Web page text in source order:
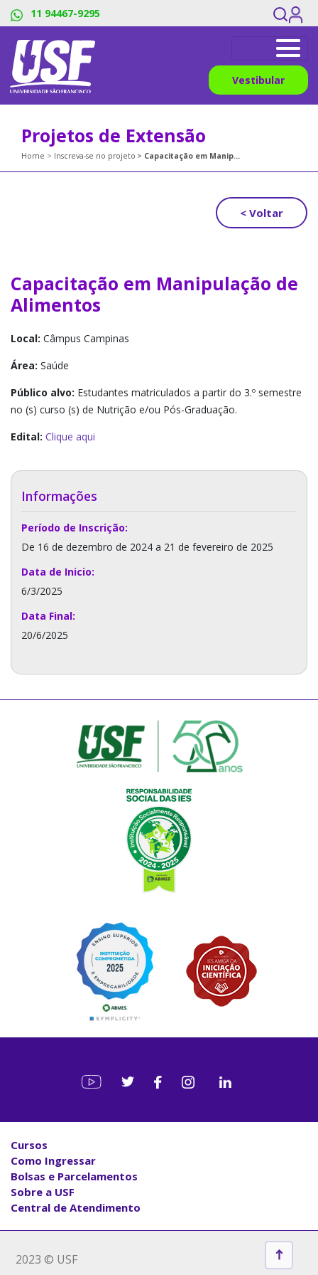
11 94467-9295
Vestibular
Projetos de Extensão
Home Inscreva-se no projeto Capacitação em Manipulação de Alimentos
< Voltar
Capacitação em Manipulação de
Alimentos
Local: Câmpus Campinas
Área: Saúde
Público alvo: Estudantes matriculados a partir do 3.º semestre
no (s) curso (s) de Nutrição e/ou Pós-Graduação.
Edital: Clique aqui
Informações
Período de Inscrição:
De 16 de dezembro de 2024 a 21 de fevereiro de 2025
Data de Inicio:
6/3/2025
Data Final:
20/6/2025
Cursos
Como Ingressar
Bolsas e Parcelamentos
Sobre a USF
Central de Atendimento
2023 © USF